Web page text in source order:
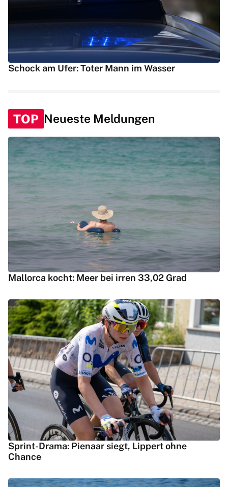
Schock am Ufer: Toter Mann im Wasser
TOP Neueste Meldungen
Mallorca kocht: Meer bei irren 33,02 Grad
Sprint-Drama: Pienaar siegt, Lippert ohne
Chance